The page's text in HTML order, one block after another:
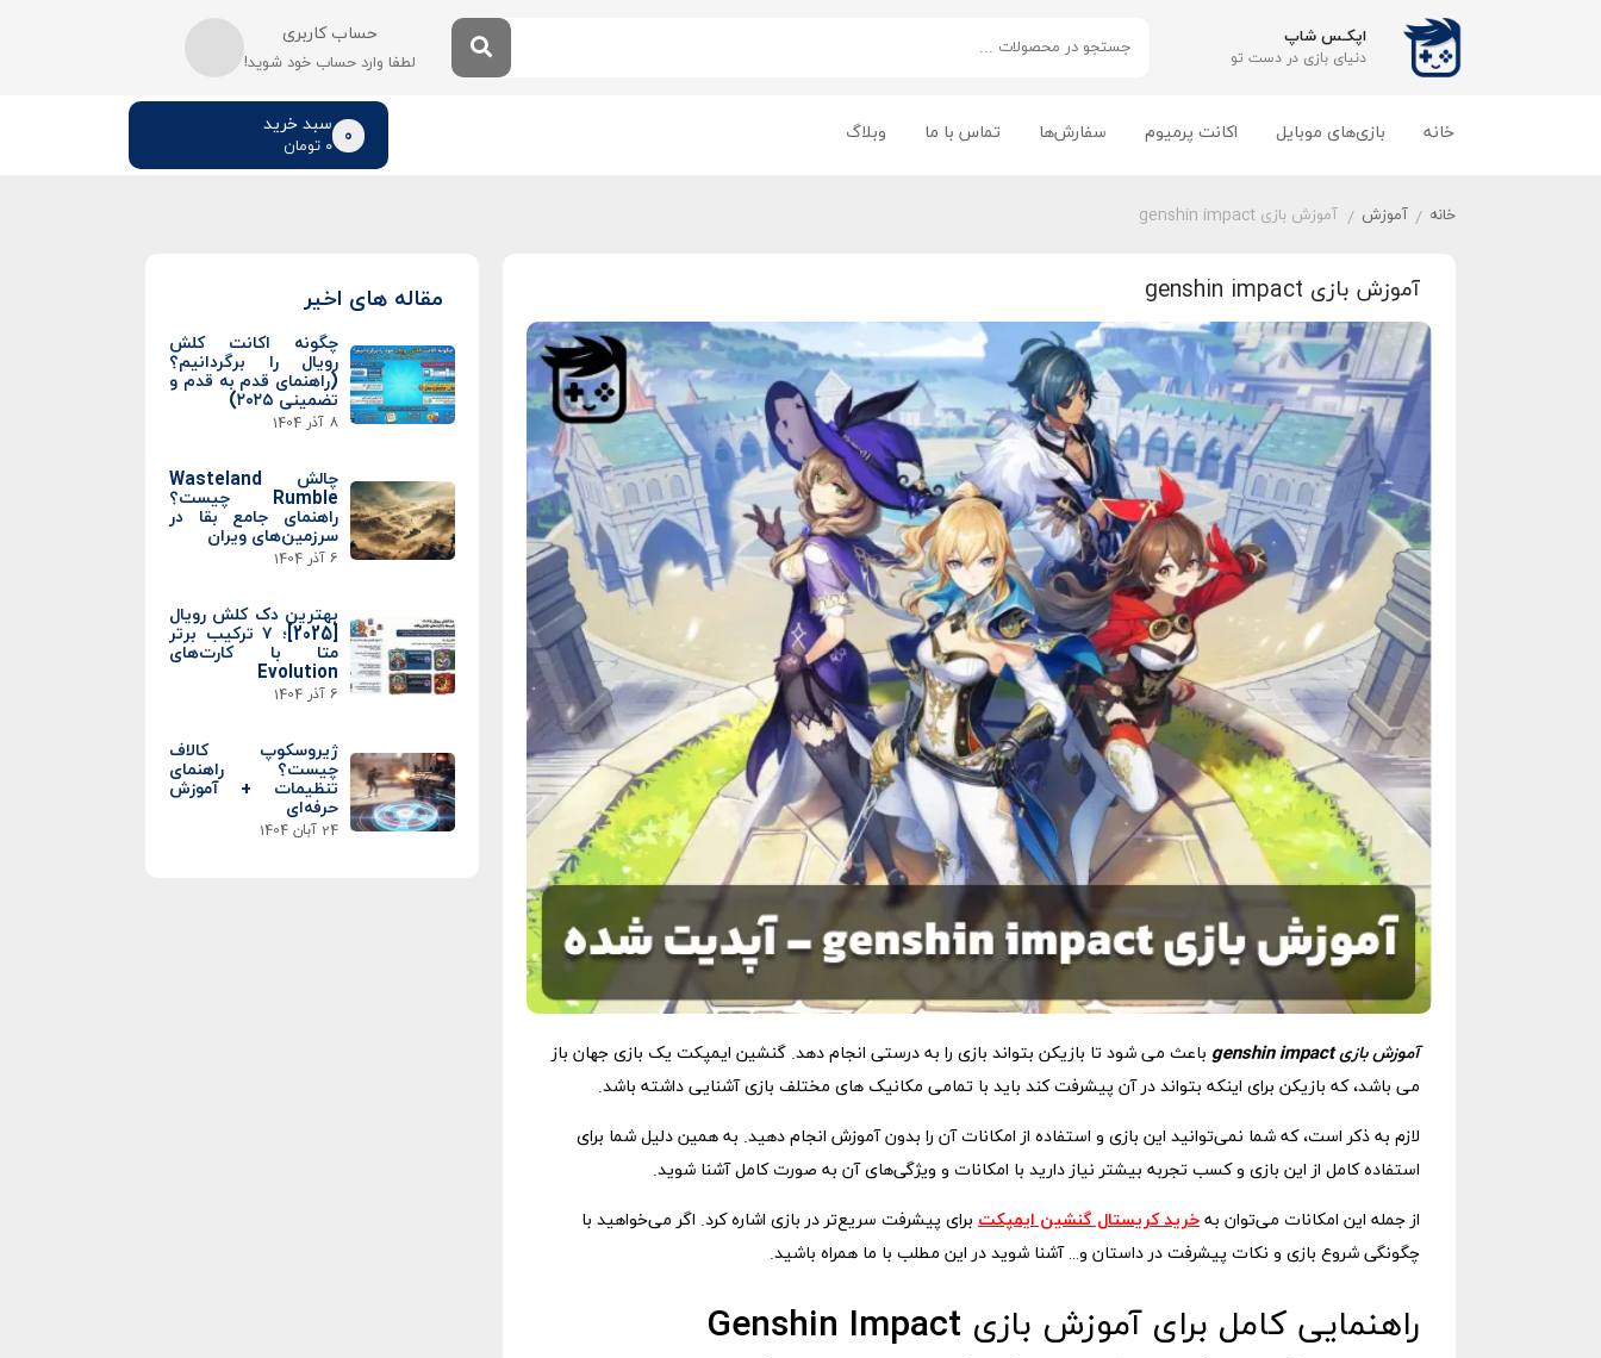
اپکـس شاپ
دنیای بازی‌ در دست تو
حساب کاربری
لطفا وارد حساب خود شوید!
خانه بازی‌های موبایل اکانت پرمیوم سفارش‌ها تماس با ما وبلاگ سبد خرید
تومان۰
0
خانه / آموزش / آموزش بازی genshin impact
آموزش بازی genshin impact
آموزش بازی genshin impact
باعث می شود تا بازیکن بتواند بازی را به درستی انجام دهد. گنشین ایمپکت یک بازی جهان باز
می باشد، که بازیکن برای اینکه بتواند در آن پیشرفت کند باید با تمامی مکانیک های مختلف بازی آشنایی داشته باشد.
لازم به ذکر است، که شما نمی‌توانید این بازی و استفاده از امکانات آن را بدون آموزش انجام دهید. به همین دلیل شما برای
استفاده کامل از این بازی و کسب تجربه بیشتر نیاز دارید با امکانات و ویژگی‌های آن به صورت کامل آشنا شوید.
از جمله این امکانات می‌توان به خرید کریستال گنشین ایمپکت برای پیشرفت سریع‌تر در بازی اشاره کرد. اگر می‌خواهید با
چگونگی شروع بازی و نکات پیشرفت در داستان و… آشنا شوید در این مطلب با ما همراه باشید.
راهنمایی کامل برای آموزش بازی Genshin Impact
مقاله های اخیر
چگونه اکانت کلش
رویال را برگردانیم؟
(راهنمای قدم به قدم و
تضمینی ۲۰۲۵)
8 آذر 1404
چالش Wasteland
Rumble چیست؟
راهنمای جامع بقا در
سرزمین‌های ویران
6 آذر 1404
بهترین دک کلش رویال
[2025]؛ ۷ ترکیب برتر
متا با کارت‌های
Evolution
6 آذر 1404
ژیروسکوپ کالاف
چیست؟ راهنمای
تنظیمات + آموزش
حرفه‌ای
24 آبان 1404